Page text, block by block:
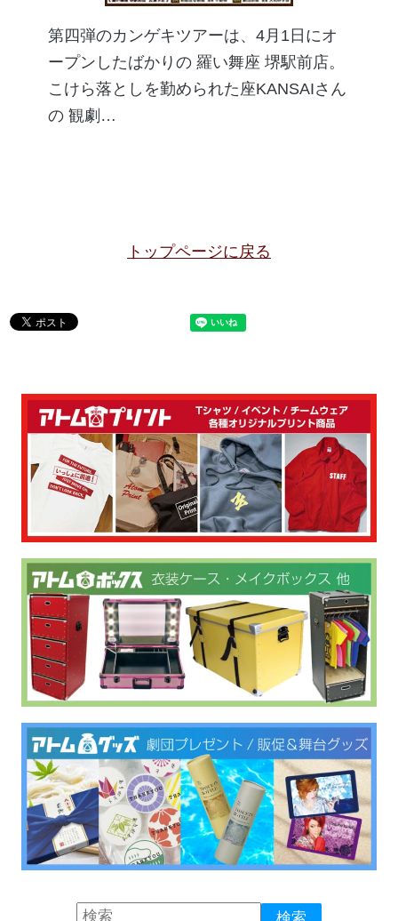
第四弾のカンゲキツアーは、4月1日にオ
ープンしたばかりの 羅い舞座 堺駅前店。
こけら落としを勤められた座KANSAIさん
の 観劇…
トップページに戻る